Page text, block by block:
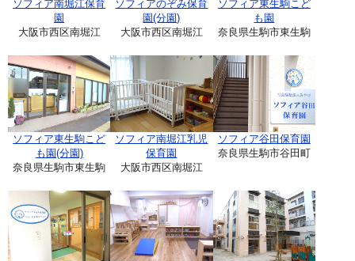
ソフィア南堀江保育
園
大阪市西区南堀江
ソフィアのぞみ保育
園(分園)
大阪市西区南堀江
ソフィア東生駒こど
も園
奈良県生駒市東生駒
ソフィア東生駒こど
も園(分園)
奈良県生駒市東生駒
ソフィア南堀江乳児
保育園
大阪市西区南堀江
ソフィア谷田保育園
奈良県生駒市谷田町